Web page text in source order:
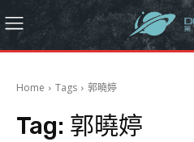
Home Tags 郭曉婷
Tag: 郭曉婷